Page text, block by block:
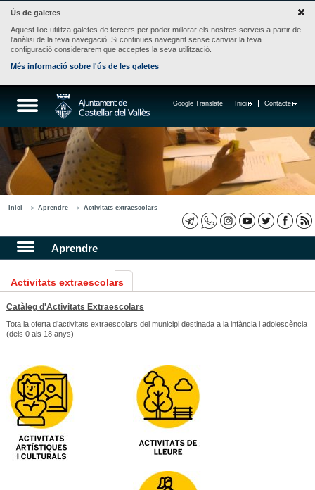
Ús de galetes
Aquest lloc utilitza galetes de tercers per poder millorar els nostres serveis a partir de
l'anàlisi de la teva navegació. Si continues navegant sense canviar la teva
configuració considerarem que acceptes la seva utilització.
Més informació sobre l'ús de les galetes
Contacte
Inici
Google Translate
Inici Aprendre Activitats extraescolars
Aprendre
Activitats extraescolars
Catàleg d'Activitats Extraescolars
Tota la oferta d’activitats extraescolars del municipi destinada a la infància i adolescència
(dels 0 als 18 anys)